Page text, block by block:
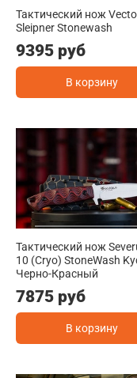
Тактический нож
Sleipner Stonewash
9395 руб
В корзину
Тактический нож
10 (Cryo) StoneWash
Черно-Красный
7875 руб
В корзину